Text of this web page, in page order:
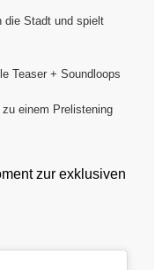
die Stadt und spielt
Teaser + Soundloops
einem Prelistening
zur exklusiven